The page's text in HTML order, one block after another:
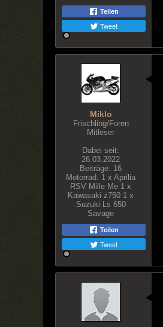
Teilen
Tweet
Miklo
Frischling/Foren
Mitleser
Dabei seit:
26.03.2022
Beiträge: 16
Motorrad: 1 x Aprilia
RSV Mille Me 1 x
Kawasaki z750 1 x
Suzuki Ls 650
Savage
Teilen
Tweet